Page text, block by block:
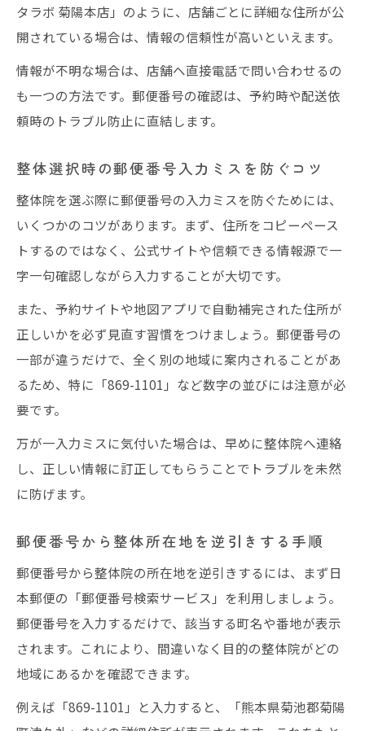
タラボ 菊陽本店」のように、店舗ごとに詳細な住所が公
開されている場合は、情報の信頼性が高いといえます。
情報が不明な場合は、店舗へ直接電話で問い合わせるの
も一つの方法です。郵便番号の確認は、予約時や配送依
頼時のトラブル防止に直結します。
整体選択時の郵便番号入力ミスを防ぐコツ
整体院を選ぶ際に郵便番号の入力ミスを防ぐためには、
いくつかのコツがあります。まず、住所をコピーペース
トするのではなく、公式サイトや信頼できる情報源で一
字一句確認しながら入力することが大切です。
また、予約サイトや地図アプリで自動補完された住所が
正しいかを必ず見直す習慣をつけましょう。郵便番号の
一部が違うだけで、全く別の地域に案内されることがあ
るため、特に「869-1101」など数字の並びには注意が必
要です。
万が一入力ミスに気付いた場合は、早めに整体院へ連絡
し、正しい情報に訂正してもらうことでトラブルを未然
に防げます。
郵便番号から整体所在地を逆引きする手順
郵便番号から整体院の所在地を逆引きするには、まず日
本郵便の「郵便番号検索サービス」を利用しましょう。
郵便番号を入力するだけで、該当する町名や番地が表示
されます。これにより、間違いなく目的の整体院がどの
地域にあるかを確認できます。
例えば「869-1101」と入力すると、「熊本県菊池郡菊陽